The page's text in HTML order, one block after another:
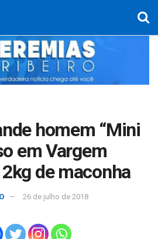
homem “Mini
em Vargem
de maconha
26 de julho de 2018